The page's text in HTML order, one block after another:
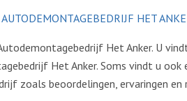
AUTODEMONTAGEBEDRIJF HET
Het Anker. U
Het Anker. Soms vindt u ook
zoals beoordelingen, ervaringen en